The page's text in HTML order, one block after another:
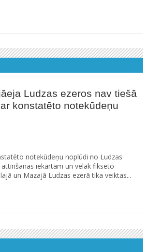
Ludzas ezeros nav tiešā
konstatēto notekūdeņu
notekūdeņu noplūdi no Ludzas
iekārtām un vēlāk fiksēto
un Mazajā Ludzas ezerā tika veiktas...